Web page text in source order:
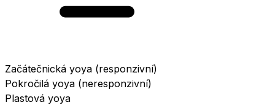
Začátečnická yoya (responzivní)
Pokročilá yoya (neresponzivní)
Plastová yoya